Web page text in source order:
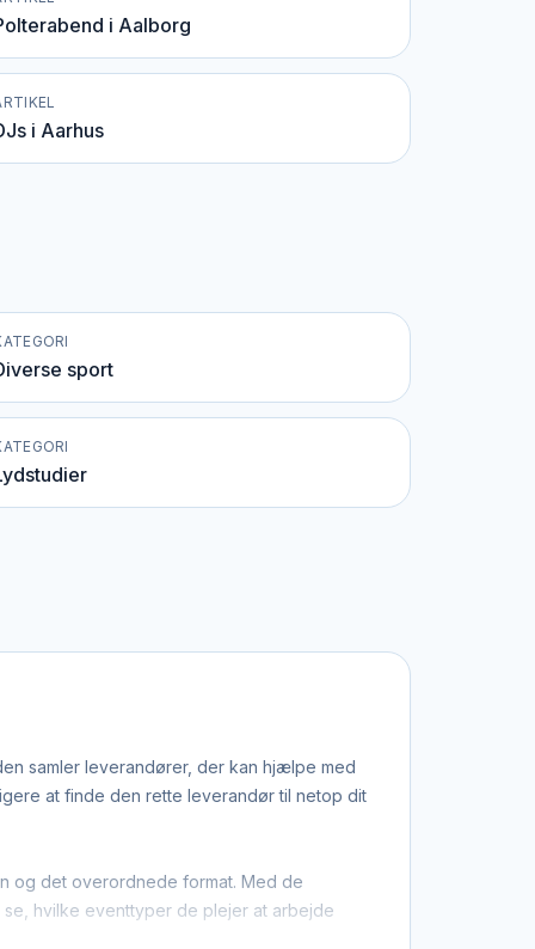
i Aalborg
i Aarhus
sport
samler leverandører, der kan hjælpe med
at finde den rette leverandør til netop dit
og det overordnede format. Med de
hvilke eventtyper de plejer at arbejde